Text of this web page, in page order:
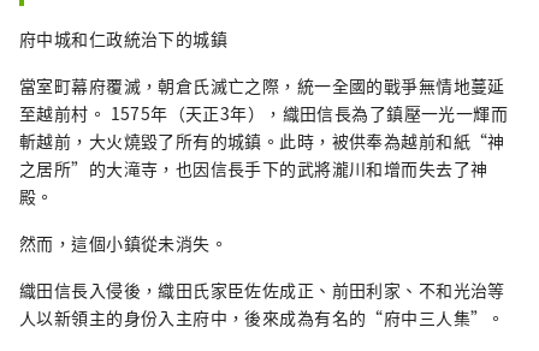
府中城和仁政統治下的城鎮
當室町幕府覆滅，朝倉氏滅亡之際，統一全國的戰爭無情地蔓延
至越前村。 1575年（天正3年），織田信長為了鎮壓一光一輝而
斬越前，大火燒毀了所有的城鎮。此時，被供奉為越前和紙“神
之居所”的大滝寺，也因信長手下的武將瀧川和增而失去了神
殿。
然而，這個小鎮從未消失。
織田信長入侵後，織田氏家臣佐佐成正、前田利家、不和光治等
人以新領主的身份入主府中，後來成為有名的“府中三人集”。